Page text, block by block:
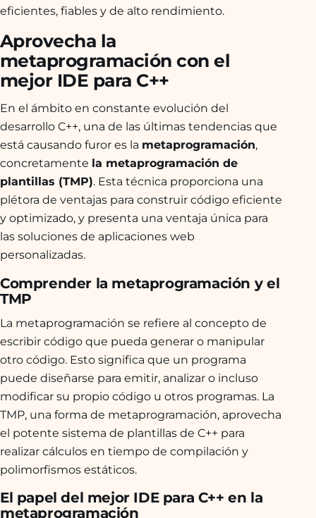
eficientes, fiables y de alto rendimiento.
Aprovecha la
metaprogramación con el
mejor IDE para C++
En el ámbito en constante evolución del
desarrollo C++, una de las últimas tendencias que
está causando furor es la metaprogramación,
concretamente la metaprogramación de
plantillas (TMP). Esta técnica proporciona una
plétora de ventajas para construir código eficiente
y optimizado, y presenta una ventaja única para
las soluciones de aplicaciones web
personalizadas.
Comprender la metaprogramación y el
TMP
La metaprogramación se refiere al concepto de
escribir código que pueda generar o manipular
otro código. Esto significa que un programa
puede diseñarse para emitir, analizar o incluso
modificar su propio código u otros programas. La
TMP, una forma de metaprogramación, aprovecha
el potente sistema de plantillas de C++ para
realizar cálculos en tiempo de compilación y
polimorfismos estáticos.
El papel del mejor IDE para C++ en la
metaprogramación